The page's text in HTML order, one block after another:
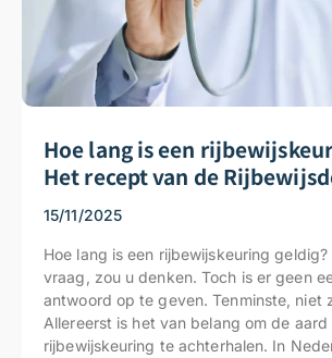
Hoe lang is een
Het recept van de
15/11/2025
Hoe lang is een rijbewijskeuring geldig?
vraag, zou u denken. Toch is er geen
antwoord op te geven. Tenminste, niet
Allereerst is het van belang om de aard
rijbewijskeuring te achterhalen. In